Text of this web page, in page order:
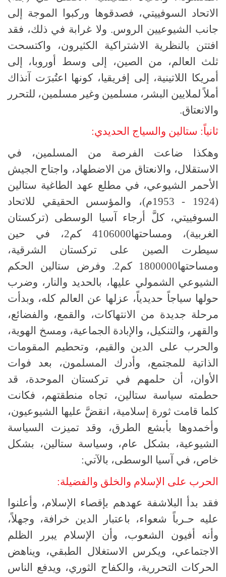
الاتحاد السوفييتي، فصدقوها وركبوا الموجة إلى
جانب الشيوعيين الروس. ولا غرابة في ذلك، فقد
افتتن بالنظرية الاشتراكية الكثيرون، واكتسحت
ثلث العالم، من الصين، إلى وسط أوروبا، إلى
أمريكا اللاتينية، إلى إفريقيا، كونها اعتُبرَت آنذاك
أملاً لملايين البشر، مسلمين وغير مسلمين، للتحرر
والانعتاق.
ثانياً: ستالين والسياج الحديدي:
وهكذا ضاعت الفرصة من المسلمين، في
الاستقلال، والانعتاق من الاضطهاد، واجتاح الجيش
الأحمر الشيوعي، في مطلع عهد الطاغية ستالين
(1924 - 1953م)، والمؤسس الحقيقي للاتحاد
السوفييتي، كلَّ أرجاء آسيا الوسطى (تركستان
الغربية)، ومساحتها4106000 كم2، في حين
سيطرت الصين على تركستان الشرقية،
ومساحتها1800000 كم2. وفرض ستالين الحكم
الشيوعي الشمولي عليها، بالحديد والنار، وضرب
حولها سياجاً حديدياً، عزلها عن العالم كله، وبدأت
مرحلة جديدة من الانتهاكات، والقمع، والفضائع،
والقهر، والتنكيل، والإبادة الجماعية، ومسخ الهوية،
والحرب على الدين والقيم، وتحطيم المقومات
الذاتية للمجتمع، وأدرك المسلمون، بعد فوات
الأوان، أن حلمهم في تركستان الموحدة، قد
حطمته سياسة ستالين، تجاه منطقتهم، فكانت
كلما قامت ثورة إسلامية، انقضَّ عليها الشيوعيون،
وأخمدوها بأبشع الطرق، وقد تميزت السياسة
الشيوعية، بشكل عام، وسياسة ستالين، بشكل
خاص، في آسيا الوسطى، بالآتي:
الحرب على الإسلام والخلق والفضيلة:
فقد بدأ البلاشفة عهدهم بإقصاء الإسلام، وأعلنوا
عليه حـرباً شعواء، باعتبار الدين خرافة، وجهلاً،
وأنه أفيون الشعوب، وأن الإسلام يبرر الظلم
الاجتماعي، ويكرس الاستغلال الطبقي، ويناهض
الحركات التحررية، والكفاح الثوري، ويدفع الناس